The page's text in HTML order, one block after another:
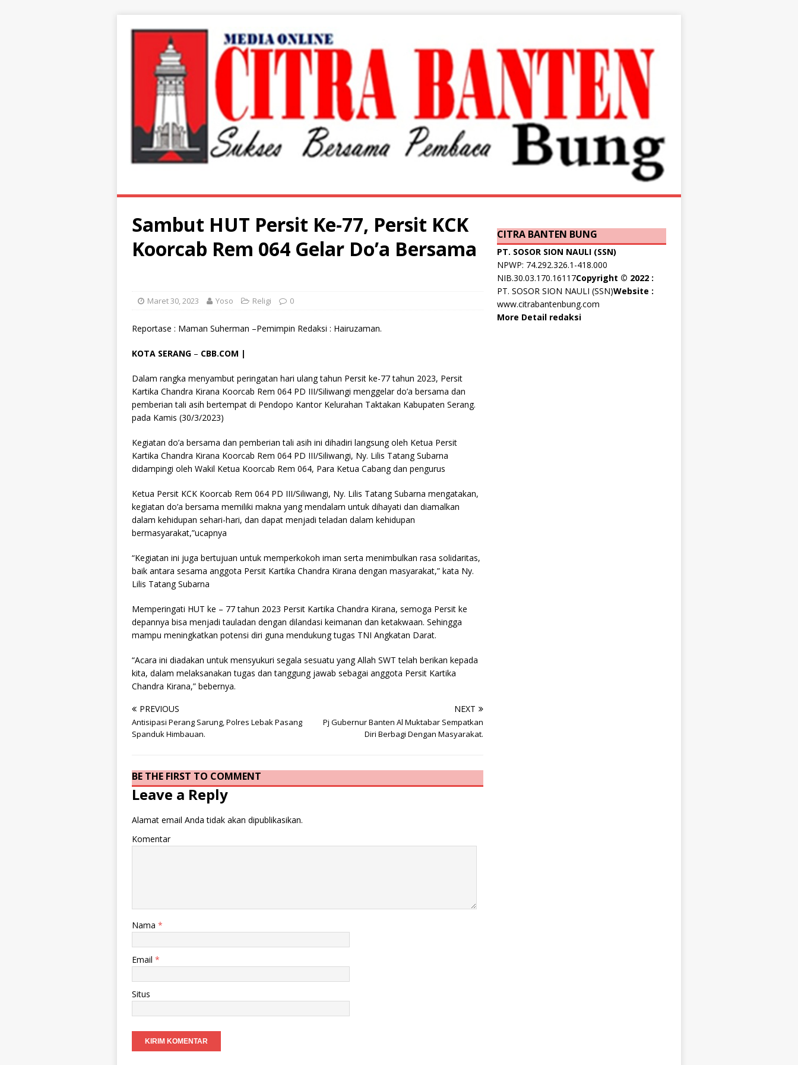
Sambut HUT Persit Ke-77, Persit KCK
Koorcab Rem 064 Gelar Do’a Bersama
Maret 30, 2023 Yoso Religi 0
Reportase : Maman Suherman –Pemimpin Redaksi : Hairuzaman.
KOTA SERANG – CBB.COM |
Dalam rangka menyambut peringatan hari ulang tahun Persit ke-77 tahun 2023, Persit
Kartika Chandra Kirana Koorcab Rem 064 PD III/Siliwangi menggelar do’a bersama dan
pemberian tali asih bertempat di Pendopo Kantor Kelurahan Taktakan Kabupaten Serang.
pada Kamis (30/3/2023)
Kegiatan do’a bersama dan pemberian tali asih ini dihadiri langsung oleh Ketua Persit
Kartika Chandra Kirana Koorcab Rem 064 PD III/Siliwangi, Ny. Lilis Tatang Subarna
didampingi oleh Wakil Ketua Koorcab Rem 064, Para Ketua Cabang dan pengurus
Ketua Persit KCK Koorcab Rem 064 PD III/Siliwangi, Ny. Lilis Tatang Subarna mengatakan,
kegiatan do’a bersama memiliki makna yang mendalam untuk dihayati dan diamalkan
dalam kehidupan sehari-hari, dan dapat menjadi teladan dalam kehidupan
bermasyarakat,”ucapnya
“Kegiatan ini juga bertujuan untuk memperkokoh iman serta menimbulkan rasa solidaritas,
baik antara sesama anggota Persit Kartika Chandra Kirana dengan masyarakat,” kata Ny.
Lilis Tatang Subarna
Memperingati HUT ke – 77 tahun 2023 Persit Kartika Chandra Kirana, semoga Persit ke
depannya bisa menjadi tauladan dengan dilandasi keimanan dan ketakwaan. Sehingga
mampu meningkatkan potensi diri guna mendukung tugas TNI Angkatan Darat.
“Acara ini diadakan untuk mensyukuri segala sesuatu yang Allah SWT telah berikan kepada
kita, dalam melaksanakan tugas dan tanggung jawab sebagai anggota Persit Kartika
Chandra Kirana,” bebernya.
PREVIOUS
Antisipasi Perang Sarung, Polres Lebak Pasang
Spanduk Himbauan.
NEXT
Pj Gubernur Banten Al Muktabar Sempatkan
Diri Berbagi Dengan Masyarakat.
BE THE FIRST TO COMMENT
Leave a Reply
Alamat email Anda tidak akan dipublikasikan.
Komentar
Nama *
Email *
Situs
CITRA BANTEN BUNG
PT. SOSOR SION NAULI (SSN)
NPWP: 74.292.326.1-418.000
NIB.30.03.170.16117Copyright © 2022 :
PT. SOSOR SION NAULI (SSN)Website :
www.citrabantenbung.com
More Detail redaksi